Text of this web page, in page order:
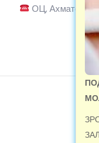
ОЦ, Ахматової